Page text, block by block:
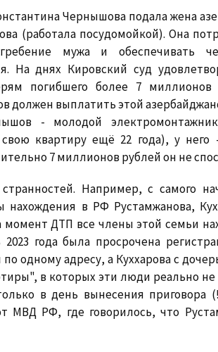
Чернышова подала жена
(работала посудомойкой). Она
мужа и обеспечивать
На днях Кировский суд
погибшего более 7
должен выплатить этой
- молодой
квартиру ещё 22 года), у
7 миллионов рублей он не
Например, с самого
нахождения в РФ Рустамжанова,
момент ДТП все члены этой семьи
2023 года была просрочена
по одному адресу, а Куххарова с
в которых эти люди реально
в день вынесения приговора
МВД РФ, где говорилось, что